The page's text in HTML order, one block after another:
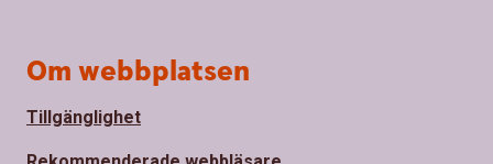
Om webbplatsen
Tillgänglighet